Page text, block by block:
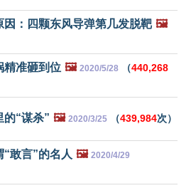
：四颗东风导弹第几发脱靶 🖼️
精准砸到位 🖼️ 2020/5/28 （440,268
的“谋杀” 🖼️ 2020/3/25 （439,984次）
敢言”的名人 🖼️ 2020/4/29